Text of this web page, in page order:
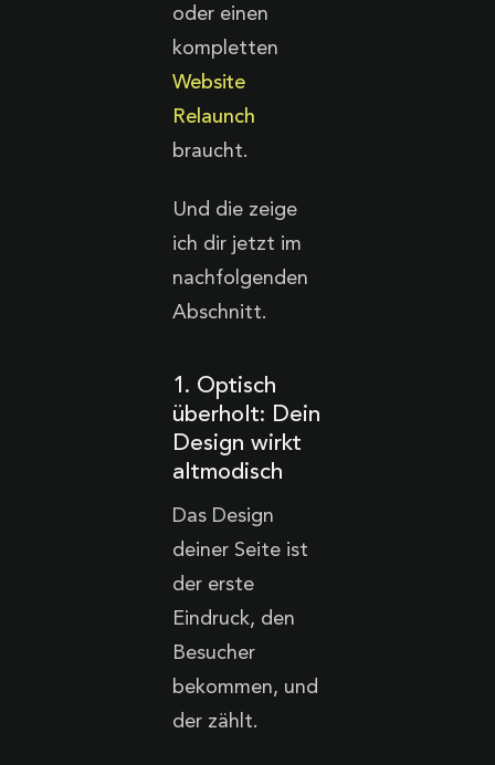
oder einen
kompletten
Website
Relaunch
braucht.
Und die zeige
ich dir jetzt im
nachfolgenden
Abschnitt.
1. Optisch
überholt: Dein
Design wirkt
altmodisch
Das Design
deiner Seite ist
der erste
Eindruck, den
Besucher
bekommen, und
der zählt.